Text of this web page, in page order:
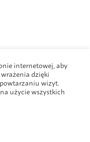
internetowej, aby
dzięki
wizyt.
użycie wszystkich